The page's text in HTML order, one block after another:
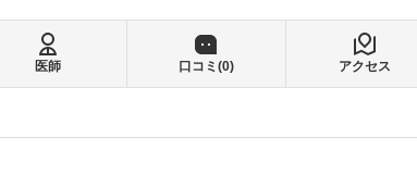
医師 口コミ(0) アクセス